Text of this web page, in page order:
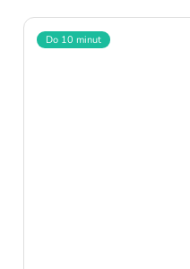
Do 10 minut